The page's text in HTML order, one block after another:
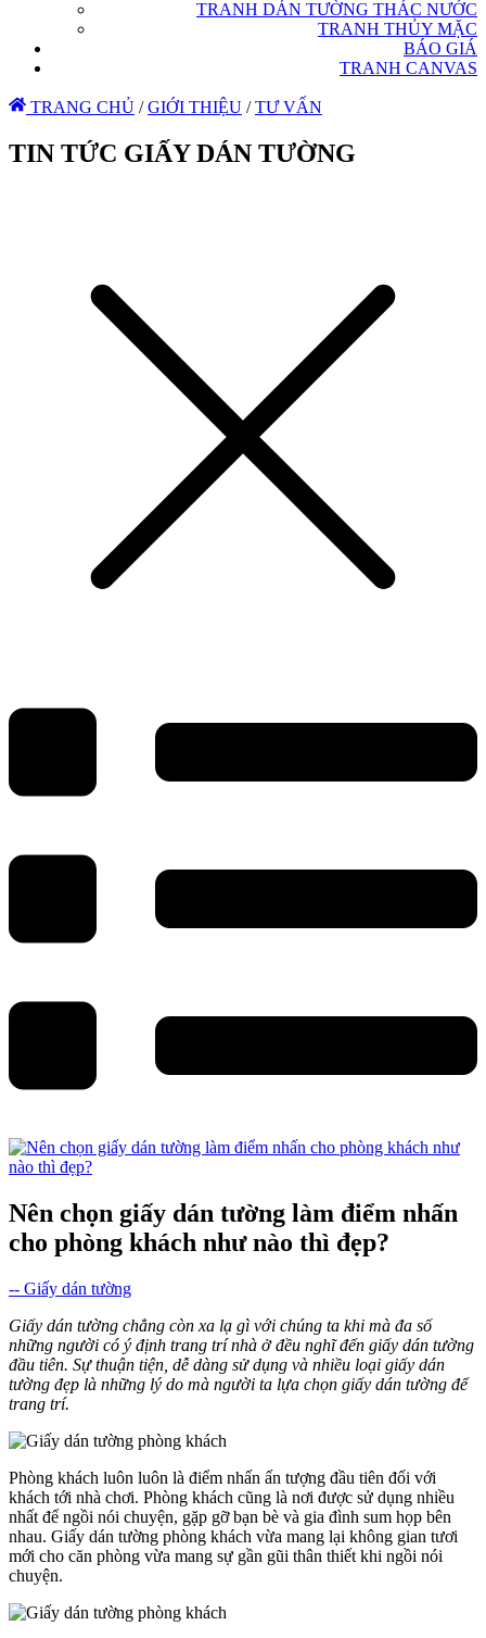
TRANH DÁN TƯỜNG THÁC NƯỚC
TRANH THỦY MẶC
BÁO GIÁ
TRANH CANVAS
TRANG CHỦ / GIỚI THIỆU / TƯ VẤN
TIN TỨC GIẤY DÁN TƯỜNG
Nên chọn giấy dán tường làm điểm nhấn
cho phòng khách như nào thì đẹp?
-- Giấy dán tường
Giấy dán tường chẳng còn xa lạ gì với chúng ta khi mà đa số
những người có ý định trang trí nhà ở đều nghĩ đến giấy dán tường
đầu tiên. Sự thuận tiện, dễ dàng sử dụng và nhiều loại giấy dán
tường đẹp là những lý do mà người ta lựa chọn giấy dán tường để
trang trí.
Phòng khách luôn luôn là điểm nhấn ấn tượng đầu tiên đối với
khách tới nhà chơi. Phòng khách cũng là nơi được sử dụng nhiều
nhất để ngồi nói chuyện, gặp gỡ bạn bè và gia đình sum họp bên
nhau. Giấy dán tường phòng khách vừa mang lại không gian tươi
mới cho căn phòng vừa mang sự gần gũi thân thiết khi ngồi nói
chuyện.